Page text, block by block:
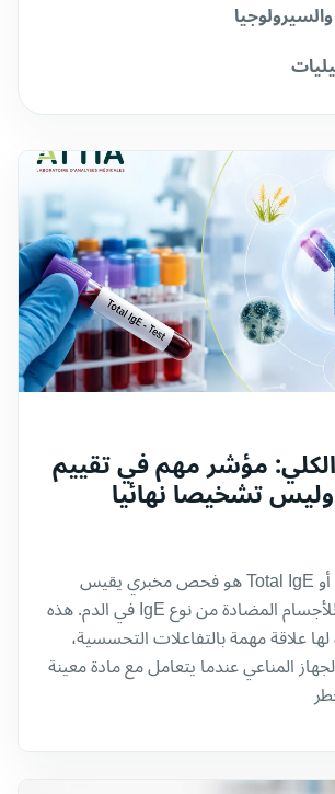
تحليل IgE الكلي: مؤشر مهم في تقييم
تشخيصا نهائيا
تحليل IgE الكلي أو Total IgE هو فحص مخبري يقيس
الكمية الإجمالية للأجسام المضادة من نوع IgE في الدم. هذه
علاقة مهمة بالتفاعلات التحسسية،
المناعي عندما يتعامل مع مادة معينة